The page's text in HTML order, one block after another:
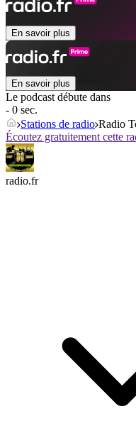
En savoir plus
En savoir plus
Le podcast débute dans
- 0 sec.
Stations de radio Radio
Écoutez gratuitement cette
radio.fr